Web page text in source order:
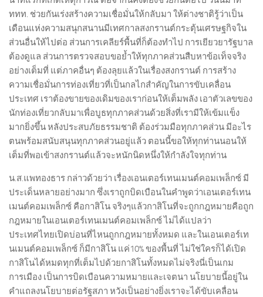
ททท. ช่วยกันเร่งสร้างความเชื่อมั่นให้กลับมา ให้ต่างชาติรู้ว่าเป็น
เดือนแห่งความสนุกสนานมีเทศกาลสงกรานต์กระตุ้นเศรษฐกิจใน
ส่วนอื่นให้ไปต่อ ส่วนการเคลียร์พื้นที่ก็ต้องทำไป การเยียวยารัฐบาล
ต้องดูแล ส่วนการตรวจสอบขอย้ำให้ทุกภาคส่วนสืบหาข้อเท็จจริง
อย่างเต็มที่ แต่ภาคอื่นๆ ต้องลุยแล้วในเรื่องสงกรานต์ การสร้าง
ความเชื่อมั่นการท่องเที่ยวที่เป็นกลไกสำคัญในการขับเคลื่อน
ประเทศ เราต้องขายของเดิมของเราก่อนให้เต็มพลัง เอาตัวเลขของ
นักท่องเที่ยวกลับมาเพื่อบูธทุกภาคส่วนด้วยสิ่งที่เรามีให้เข้มแข็ง
มากยิ่งขึ้น หลังประสบภัยธรรมชาติ ต้องร่วมมือทุกภาคส่วน มีอะไร
ตนพร้อมสนับสนุนทุกภาคส่วนอยู่แล้ว ตอนนี้ขอให้ทุกท่านนอนให้
เต็มที่พอเข้าสงกรานต์แล้วจะหนักนิดหนึ่งให้กำลังใจทุกท่าน
น.ส.แพทองธาร กล่าวด้วยว่า เรื่องเอนเตอร์เทนเมนต์คอมเพล็กซ์ มี
ประเด็นหลายอย่างมาก ซึ่งเราถูกบิดเบือนในคำพูดว่าเอนเตอร์เทน
เมนต์คอมเพล็กซ์ คือกาสิโน จริงๆแล้วกาสิโนที่จะถูกกฎหมายคือถูก
กฎหมายในเอนเตอร์เทนเมนต์คอมเพล็กซ์ ไม่ได้แปลว่า
ประเทศไทยเปิดบ่อนที่ไหนถูกกฎหมายทั้งหมด และในเอนเตอร์เท
นเมนต์คอมเพล็กซ์ ก็มีกาสิโน แค่10% ของพื้นที่ ไม่ใช่ใครก็ได้เปิด
กาสิโนได้หมดทุกที่เต็มไปด้วยกาสิโนทั้งหมดไม่จริงนี่เป็นเกม
การเมือง เป็นการบิดเบือนความหมายและเจตนา นโยบายนี้อยู่ใน
คำแถลงนโยบายต่อรัฐสภา หวังเป็นอย่างยิ่งเราจะได้ขับเคลื่อน